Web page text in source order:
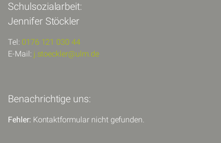
Schulsozialarbeit:
Jennifer Stöckler
Tel: 0176 121 030 44
E-Mail: j.stoeckler@ulm.de
Benachrichtige uns:
Fehler: Kontaktformular nicht gefunden.